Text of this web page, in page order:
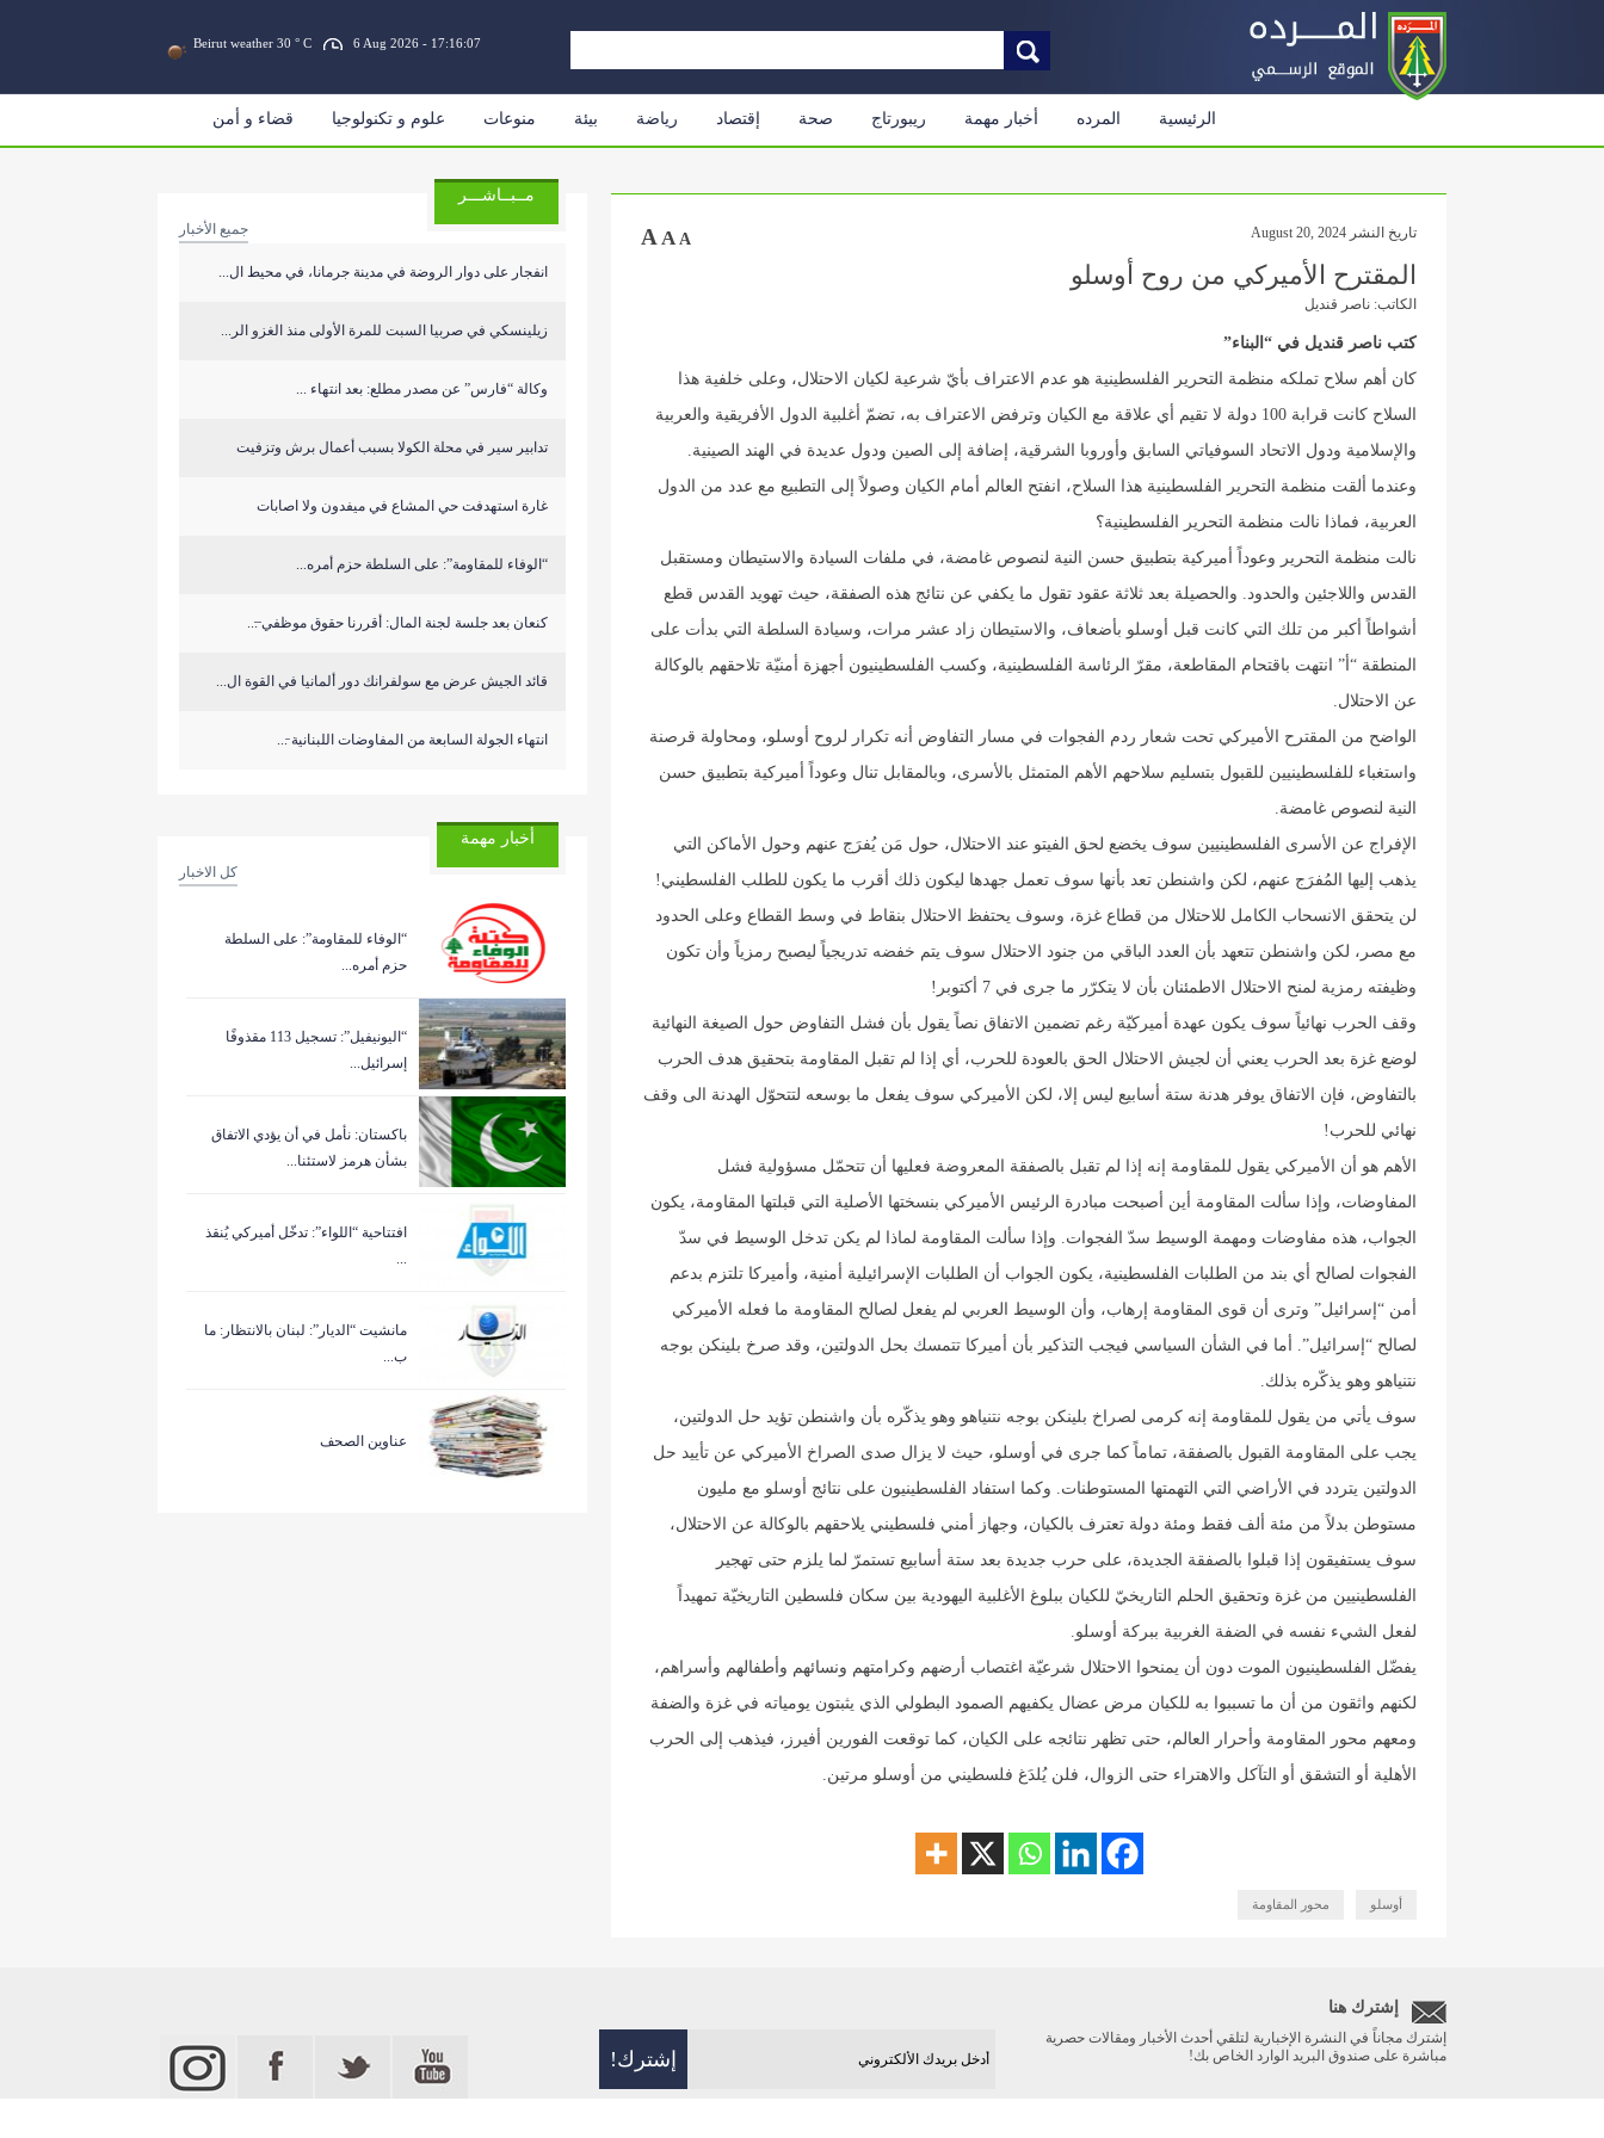
Beirut weather 30 ° C 6 Aug 2026 - 17:16:07
الرئيسية المرده أخبار مهمة ريبورتاج صحة إقتصاد رياضة بيئة منوعات علوم و تكنولوجيا قضاء و أمن
تاريخ النشر August 20, 2024 A A A
المقترح الأميركي من روح أوسلو
الكاتب: ناصر قنديل
كتب ناصر قنديل في “البناء”
كان أهم سلاح تملكه منظمة التحرير الفلسطينية هو عدم الاعتراف بأيّ شرعية لكيان الاحتلال، وعلى خلفية هذا
السلاح كانت قرابة 100 دولة لا تقيم أي علاقة مع الكيان وترفض الاعتراف به، تضمّ أغلبية الدول الأفريقية والعربية
والإسلامية ودول الاتحاد السوفياتي السابق وأوروبا الشرقية، إضافة إلى الصين ودول عديدة في الهند الصينية.
وعندما ألقت منظمة التحرير الفلسطينية هذا السلاح، انفتح العالم أمام الكيان وصولاً إلى التطبيع مع عدد من الدول
العربية، فماذا نالت منظمة التحرير الفلسطينية؟
نالت منظمة التحرير وعوداً أميركية بتطبيق حسن النية لنصوص غامضة، في ملفات السيادة والاستيطان ومستقبل
القدس واللاجئين والحدود. والحصيلة بعد ثلاثة عقود تقول ما يكفي عن نتائج هذه الصفقة، حيث تهويد القدس قطع
أشواطاً أكبر من تلك التي كانت قبل أوسلو بأضعاف، والاستيطان زاد عشر مرات، وسيادة السلطة التي بدأت على
المنطقة “أ” انتهت باقتحام المقاطعة، مقرّ الرئاسة الفلسطينية، وكسب الفلسطينيون أجهزة أمنيّة تلاحقهم بالوكالة
عن الاحتلال.
الواضح من المقترح الأميركي تحت شعار ردم الفجوات في مسار التفاوض أنه تكرار لروح أوسلو، ومحاولة قرصنة
واستغباء للفلسطينيين للقبول بتسليم سلاحهم الأهم المتمثل بالأسرى، وبالمقابل تنال وعوداً أميركية بتطبيق حسن
النية لنصوص غامضة.
الإفراج عن الأسرى الفلسطينيين سوف يخضع لحق الفيتو عند الاحتلال، حول مَن يُفرَج عنهم وحول الأماكن التي
يذهب إليها المُفرَج عنهم، لكن واشنطن تعد بأنها سوف تعمل جهدها ليكون ذلك أقرب ما يكون للطلب الفلسطيني!
لن يتحقق الانسحاب الكامل للاحتلال من قطاع غزة، وسوف يحتفظ الاحتلال بنقاط في وسط القطاع وعلى الحدود
مع مصر، لكن واشنطن تتعهد بأن العدد الباقي من جنود الاحتلال سوف يتم خفضه تدريجياً ليصبح رمزياً وأن تكون
وظيفته رمزية لمنح الاحتلال الاطمئنان بأن لا يتكرّر ما جرى في 7 أكتوبر!
وقف الحرب نهائياً سوف يكون عهدة أميركيّة رغم تضمين الاتفاق نصاً يقول بأن فشل التفاوض حول الصيغة النهائية
لوضع غزة بعد الحرب يعني أن لجيش الاحتلال الحق بالعودة للحرب، أي إذا لم تقبل المقاومة بتحقيق هدف الحرب
بالتفاوض، فإن الاتفاق يوفر هدنة ستة أسابيع ليس إلا، لكن الأميركي سوف يفعل ما بوسعه لتتحوّل الهدنة الى وقف
نهائي للحرب!
الأهم هو أن الأميركي يقول للمقاومة إنه إذا لم تقبل بالصفقة المعروضة فعليها أن تتحمّل مسؤولية فشل
المفاوضات، وإذا سألت المقاومة أين أصبحت مبادرة الرئيس الأميركي بنسختها الأصلية التي قبلتها المقاومة، يكون
الجواب، هذه مفاوضات ومهمة الوسيط سدّ الفجوات. وإذا سألت المقاومة لماذا لم يكن تدخل الوسيط في سدّ
الفجوات لصالح أي بند من الطلبات الفلسطينية، يكون الجواب أن الطلبات الإسرائيلية أمنية، وأميركا تلتزم بدعم
أمن “إسرائيل” وترى أن قوى المقاومة إرهاب، وأن الوسيط العربي لم يفعل لصالح المقاومة ما فعله الأميركي
لصالح “إسرائيل”. أما في الشأن السياسي فيجب التذكير بأن أميركا تتمسك بحل الدولتين، وقد صرخ بلينكن بوجه
نتنياهو وهو يذكّره بذلك.
سوف يأتي من يقول للمقاومة إنه كرمى لصراخ بلينكن بوجه نتنياهو وهو يذكّره بأن واشنطن تؤيد حل الدولتين،
يجب على المقاومة القبول بالصفقة، تماماً كما جرى في أوسلو، حيث لا يزال صدى الصراخ الأميركي عن تأييد حل
الدولتين يتردد في الأراضي التي التهمتها المستوطنات. وكما استفاد الفلسطينيون على نتائج أوسلو مع مليون
مستوطن بدلاً من مئة ألف فقط ومئة دولة تعترف بالكيان، وجهاز أمني فلسطيني يلاحقهم بالوكالة عن الاحتلال،
سوف يستفيقون إذا قبلوا بالصفقة الجديدة، على حرب جديدة بعد ستة أسابيع تستمرّ لما يلزم حتى تهجير
الفلسطينيين من غزة وتحقيق الحلم التاريخيّ للكيان ببلوغ الأغلبية اليهودية بين سكان فلسطين التاريخيّة تمهيداً
لفعل الشيء نفسه في الضفة الغربية ببركة أوسلو.
يفضّل الفلسطينيون الموت دون أن يمنحوا الاحتلال شرعيّة اغتصاب أرضهم وكرامتهم ونسائهم وأطفالهم وأسراهم،
لكنهم واثقون من أن ما تسببوا به للكيان مرض عضال يكفيهم الصمود البطولي الذي يثبتون يومياته في غزة والضفة
ومعهم محور المقاومة وأحرار العالم، حتى تظهر نتائجه على الكيان، كما توقعت الفورين أفيرز، فيذهب إلى الحرب
الأهلية أو التشقق أو التآكل والاهتراء حتى الزوال، فلن يُلدَغ فلسطيني من أوسلو مرتين.
أوسلو محور المقاومة
مــبــاشـــر
جميع الأخبار
انفجار على دوار الروضة في مدينة جرمانا، في محيط ال...
زيلينسكي في صربيا السبت للمرة الأولى منذ الغزو الر...
وكالة “فارس” عن مصدر مطلع: بعد انتهاء ...
تدابير سير في محلة الكولا بسبب أعمال برش وتزفيت
غارة استهدفت حي المشاع في ميفدون ولا اصابات
“الوفاء للمقاومة”: على السلطة حزم أمره...
كنعان بعد جلسة لجنة المال: أقررنا حقوق موظفي ̶...
قائد الجيش عرض مع سولفرانك دور ألمانيا في القوة ال...
انتهاء الجولة السابعة من المفاوضات اللبنانية ̵...
أخبار مهمة
كل الاخبار
“الوفاء للمقاومة”: على السلطة
حزم أمره...
“اليونيفيل”: تسجيل 113 مقذوفًا
إسرائيل...
باكستان: نأمل في أن يؤدي الاتفاق
بشأن هرمز لاستئنا...
افتتاحية “اللواء”: تدخّل أميركي يُنقذ
...
مانشيت “الديار”: لبنان بالانتظار: ما
ب...
عناوين الصحف
إشترك هنا
إشترك مجاناً في النشرة الإخبارية لتلقي أحدث الأخبار ومقالات حصرية
مباشرة على صندوق البريد الوارد الخاص بك!